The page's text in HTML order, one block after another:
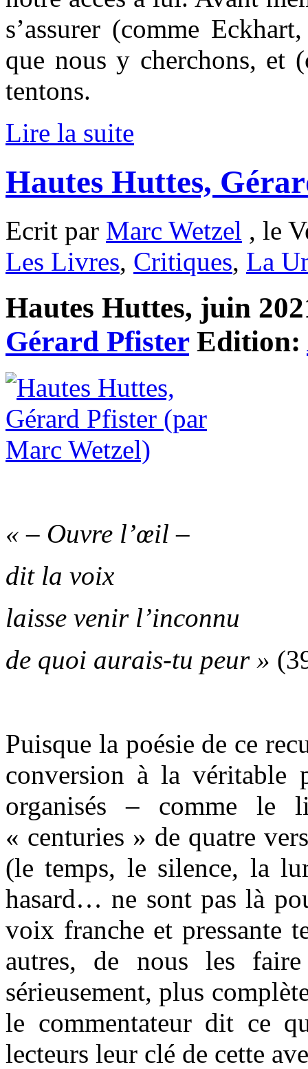
s’assurer (comme
que nous y cherchons, et
tentons.
Lire la suite
Hautes Huttes,
Ecrit par Marc Wetzel , le
Les Livres, Critiques, La
Hautes Huttes, juin
Gérard PfisterEdition:
« – Ouvre l’œil –
dit la voix
laisse venir l’inconnu
de quoi aurais-tu peur »
Puisque la poésie de ce
conversion à la véritable
organisés – comme le
« centuries » de quatre
(le temps, le silence, la
hasard… ne sont pas là
voix franche et pressante
autres, de nous les
sérieusement, plus
le commentateur dit ce
lecteurs leur clé de cette